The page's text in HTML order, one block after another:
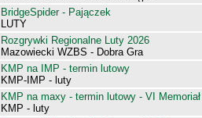
BridgeSpider - Pajączek
LUTY
Rozgrywki Regionalne Luty 2026
Mazowiecki WZBS - Dobra Gra
KMP na IMP - termin lutowy
KMP-IMP - luty
KMP na maxy - termin lutowy - VI
KMP - luty